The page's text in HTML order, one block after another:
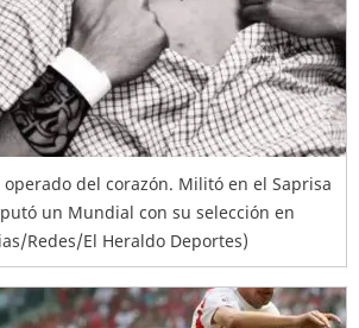
del corazón. Militó en el Saprisa
un Mundial con su selección en
Redes/El Heraldo Deportes)